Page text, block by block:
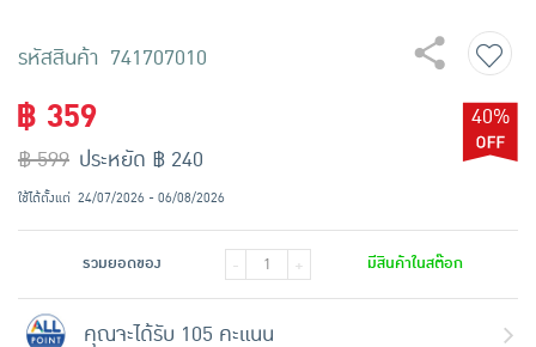
รหัสสินค้า 741707010
฿ 359
฿ 599
40%
ประหยัด ฿ 240
ใช้ได้ตั้งแต่ 24/07/2026 - 06/08/2026
รวมยอดของ - + มีสินค้าในสต๊อก
คุณจะได้รับ 105 คะแนน